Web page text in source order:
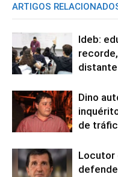
ARTIGOS
Ideb:
Dino
de
Locutor